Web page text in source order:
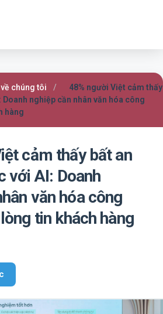
chúng tôi /
48% người Việt cảm thấy
nghiệp cần nhân văn hóa công
hàng
cảm thấy bất an
với AI: Doanh
văn hóa công
tin khách hàng